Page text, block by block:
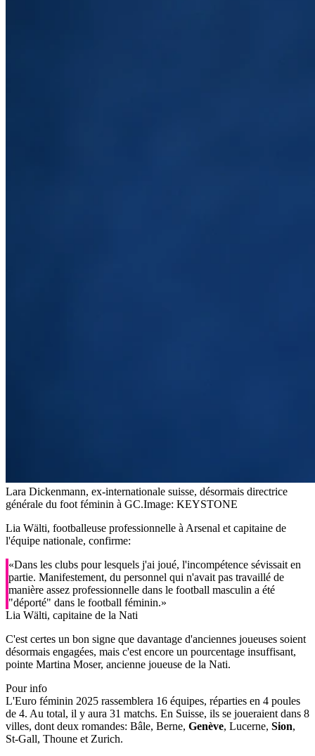
Lara Dickenmann, ex-internationale suisse, désormais directrice
générale du foot féminin à GC.Image: KEYSTONE
Lia Wälti, footballeuse professionnelle à Arsenal et capitaine de
l'équipe nationale, confirme:
«Dans les clubs pour lesquels j'ai joué, l'incompétence sévissait en
partie. Manifestement, du personnel qui n'avait pas travaillé de
manière assez professionnelle dans le football masculin a été
"déporté" dans le football féminin.»
Lia Wälti, capitaine de la Nati
C'est certes un bon signe que davantage d'anciennes joueuses soient
désormais engagées, mais c'est encore un pourcentage insuffisant,
pointe Martina Moser, ancienne joueuse de la Nati.
Pour info
L'Euro féminin 2025 rassemblera 16 équipes, réparties en 4 poules
de 4. Au total, il y aura 31 matchs. En Suisse, ils se joueraient dans 8
villes, dont deux romandes: Bâle, Berne, Genève, Lucerne, Sion,
St-Gall, Thoune et Zurich.